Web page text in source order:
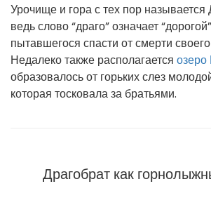
Урочище и гора с тех пор называется
ведь слово “драго” означает
пытавшегося спасти от смерти
Недалеко также располагается
образовалось от горьких слез
которая тосковала за братьями.
Драгобрат как